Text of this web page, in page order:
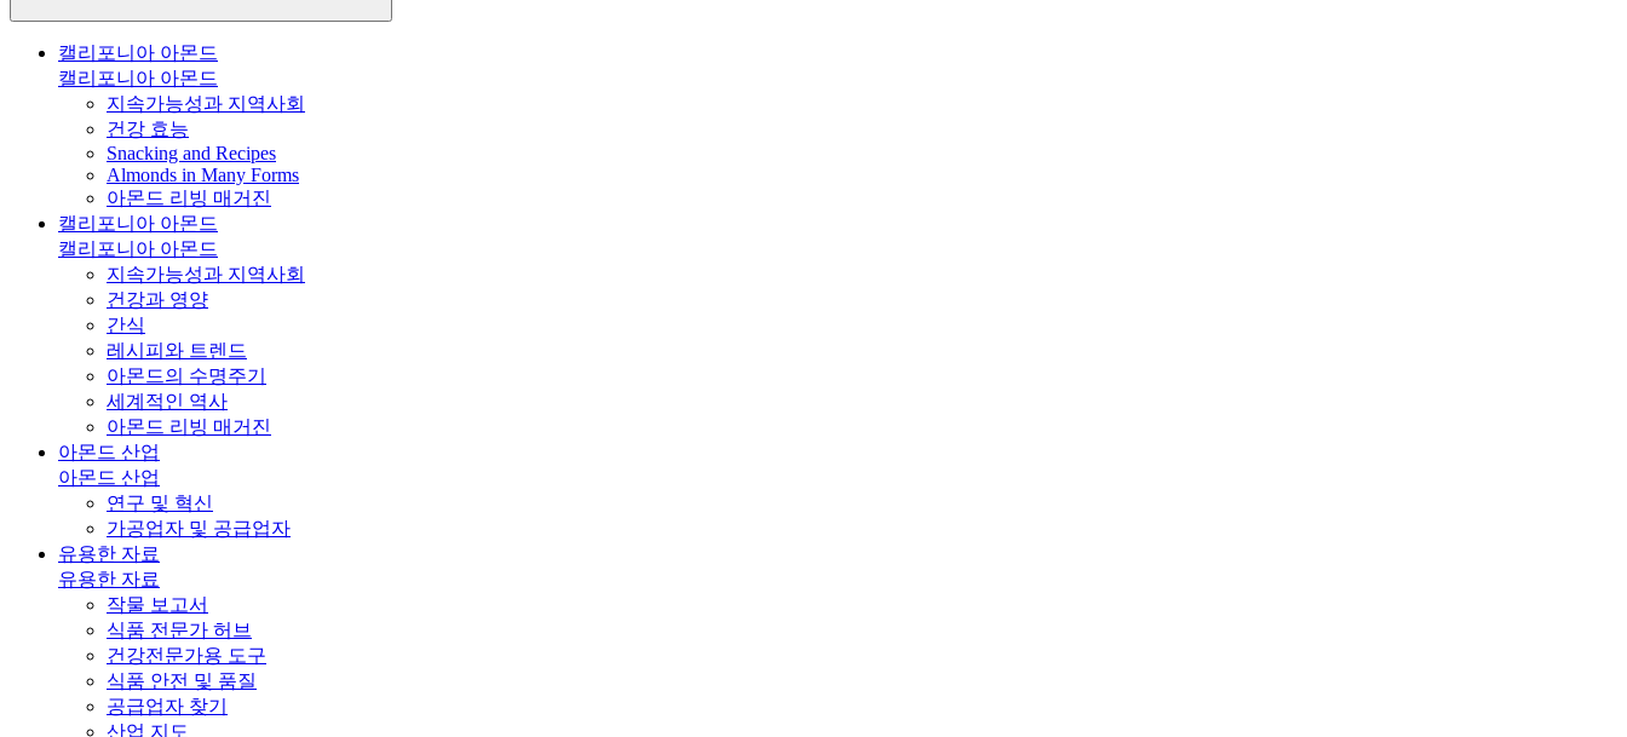
캘리포니아 아몬드
캘리포니아 아몬드
지속가능성과 지역사회
건강 효능
Snacking and Recipes
Almonds in Many Forms
아몬드 리빙 매거진
캘리포니아 아몬드
캘리포니아 아몬드
지속가능성과 지역사회
건강과 영양
간식
레시피와 트렌드
아몬드의 수명주기
세계적인 역사
아몬드 리빙 매거진
아몬드 산업
아몬드 산업
연구 및 혁신
가공업자 및 공급업자
유용한 자료
유용한 자료
작물 보고서
식품 전문가 허브
건강전문가용 도구
식품 안전 및 품질
공급업자 찾기
산업 지도